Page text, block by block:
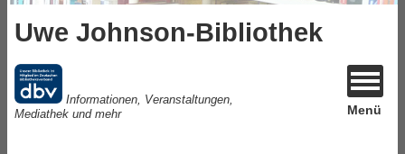
Uwe Johnson-Bibliothek
Informationen, Veranstaltungen,
Mediathek und mehr
Menü